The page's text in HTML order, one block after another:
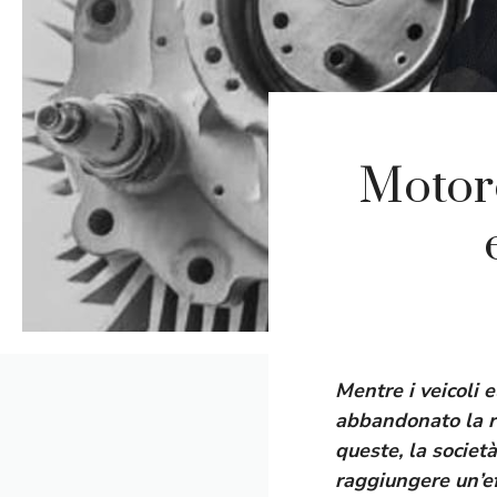
Mentre i veicoli
abbandonato la
queste, la
raggiungere